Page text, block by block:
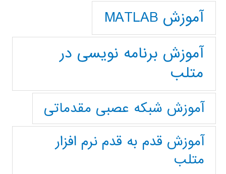
آموزش MATLAB
آموزش برنامه نویسی در
متلب
آموزش شبکه عصبی مقدماتی
آموزش قدم به قدم نرم افزار
متلب